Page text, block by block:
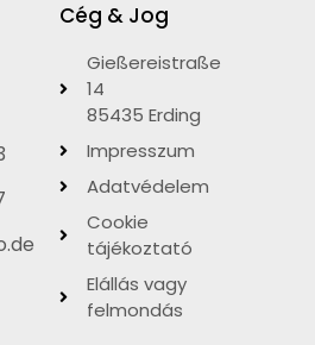
Cég & Jog
Gießereistraße
14
85435 Erding
Impresszum
Adatvédelem
Cookie
tájékoztató
Elállás vagy
felmondás